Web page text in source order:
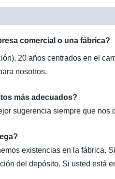
comercial o una fábrica?
20 años centrados en el
nosotros.
más adecuados?
sugerencia siempre que
existencias en la fábrica.
del depósito. Si usted está